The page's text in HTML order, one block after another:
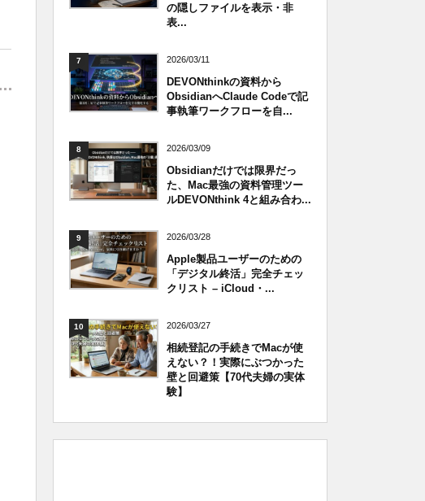
の隠しファイルを表示・非
表...
7 2026/03/11
DEVONthinkの資料から
ObsidianへClaude Codeで記
事執筆ワークフローを自...
8 2026/03/09
Obsidianだけでは限界だっ
た、Mac最強の資料管理ツー
ルDEVONthink 4と組み合わ...
9 2026/03/28
Apple製品ユーザーのための
「デジタル終活」完全チェッ
クリスト – iCloud・...
10 2026/03/27
相続登記の手続きでMacが使
えない？！実際にぶつかった
壁と回避策【70代夫婦の実体
験】